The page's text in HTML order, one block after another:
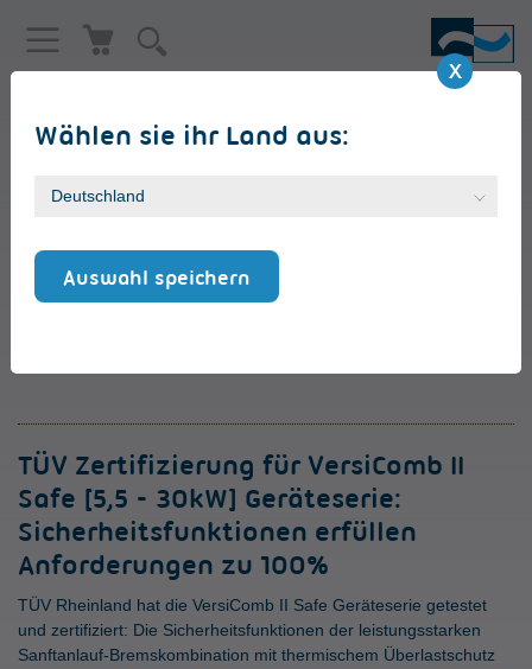
Wählen sie ihr Land aus:
Auswahl speichern
TÜV Zertifizierung für VersiComb II
Safe [5,5 - 30kW] Geräteserie:
Sicherheitsfunktionen erfüllen
Anforderungen zu 100%
TÜV Rheinland hat die VersiComb II Safe Geräteserie getestet
und zertifiziert: Die Sicherheitsfunktionen der leistungsstarken
Sanftanlauf-Bremskombination mit thermischem Überlastschutz